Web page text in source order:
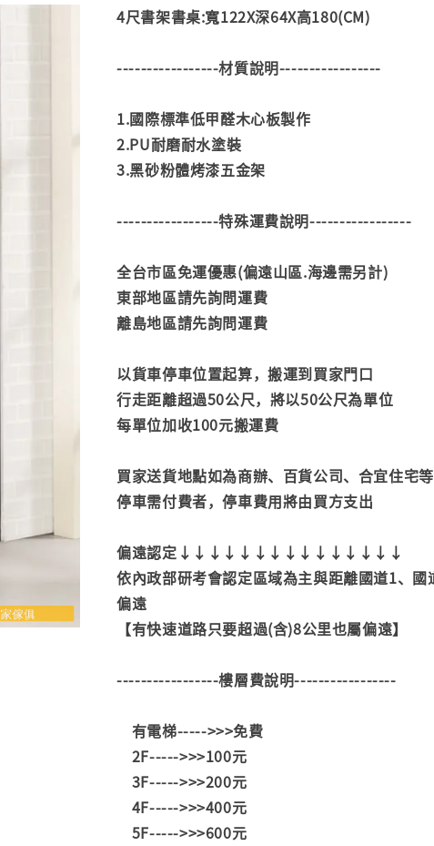
4尺書架書桌:寬122X深64X高180(CM)
-----------------材質說明-----------------
1.國際標準低甲醛木心板製作
2.PU耐磨耐水塗裝
3.黑砂粉體烤漆五金架
-----------------特殊運費說明-----------------
全台市區免運優惠(偏遠山區.海邊需另計)
東部地區請先詢問運費
離島地區請先詢問運費
以貨車停車位置起算，搬運到買家門口
行走距離超過50公尺，將以50公尺為單位
每單位加收100元搬運費
買家送貨地點如為商辦、百貨公司、合宜住宅
停車需付費者，停車費用將由買方支出
偏遠認定↓↓↓↓↓↓↓↓↓↓↓↓↓↓↓
依內政部研考會認定區域為主與距離國道1、
偏遠
【有快速道路只要超過(含)8公里也屬偏遠】
-----------------樓層費說明-----------------
有電梯----->>>免費
2F----->>>100元
3F----->>>200元
4F----->>>400元
5F----->>>600元